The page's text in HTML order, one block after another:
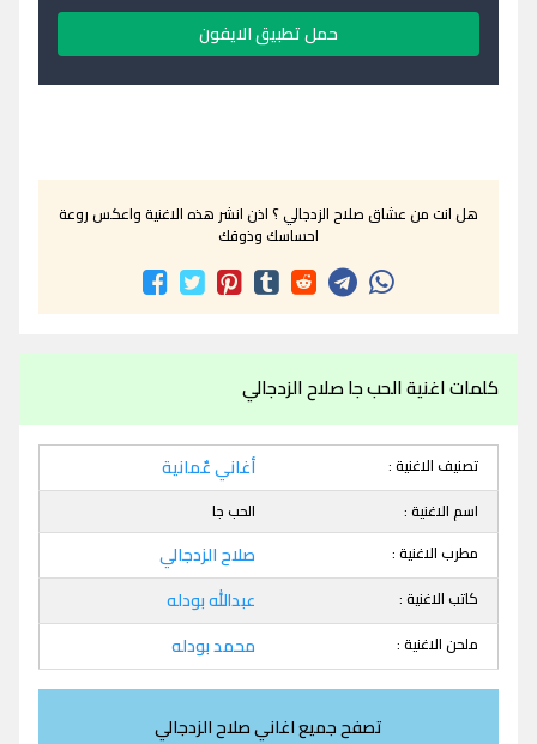
حمل تطبيق الايفون
هل انت من عشاق صلاح الزدجالي ؟ اذن انشر هذه الاغنية واعكس روعة
احساسك وذوقك
كلمات اغنية الحب جا صلاح الزدجالي
تصنيف الاغنية : أغاني عٌمانية
اسم الاغنية :
الحب جا
مطرب الاغنية :
صلاح الزدجالي
كاتب الاغنية : عبدالله بودله
ملحن الاغنية : محمد بودله
تصفح جميع اغاني صلاح الزدجالي